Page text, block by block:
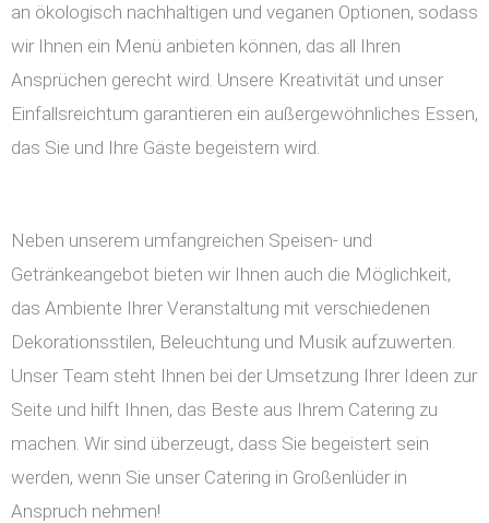
an ökologisch nachhaltigen und veganen Optionen, sodass
wir Ihnen ein Menü anbieten können, das all Ihren
Ansprüchen gerecht wird. Unsere Kreativität und unser
Einfallsreichtum garantieren ein außergewöhnliches Essen,
das Sie und Ihre Gäste begeistern wird.
Neben unserem umfangreichen Speisen- und
Getränkeangebot bieten wir Ihnen auch die Möglichkeit,
das Ambiente Ihrer Veranstaltung mit verschiedenen
Dekorationsstilen, Beleuchtung und Musik aufzuwerten.
Unser Team steht Ihnen bei der Umsetzung Ihrer Ideen zur
Seite und hilft Ihnen, das Beste aus Ihrem Catering zu
machen. Wir sind überzeugt, dass Sie begeistert sein
werden, wenn Sie unser Catering in Großenlüder in
Anspruch nehmen!